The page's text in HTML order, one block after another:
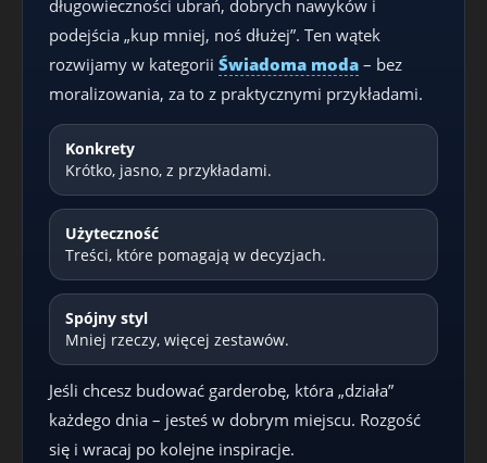
długowieczności ubrań, dobrych nawyków i
podejścia „kup mniej, noś dłużej”. Ten wątek
rozwijamy w kategorii Świadoma moda – bez
moralizowania, za to z praktycznymi przykładami.
Konkrety
Krótko, jasno, z przykładami.
Użyteczność
Treści, które pomagają w decyzjach.
Spójny styl
Mniej rzeczy, więcej zestawów.
Jeśli chcesz budować garderobę, która „działa”
każdego dnia – jesteś w dobrym miejscu. Rozgość
się i wracaj po kolejne inspiracje.